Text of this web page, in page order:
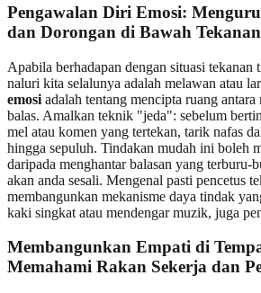
Pengawalan Diri Emosi:
dan Dorongan di Bawah Tekanan
Apabila berhadapan dengan situasi tekanan
naluri kita selalunya adalah melawan atau
emosi adalah tentang mencipta ruang
balas. Amalkan teknik "jeda": sebelum
mel atau komen yang tertekan, tarik nafas
hingga sepuluh. Tindakan mudah ini boleh
daripada menghantar balasan yang terburu-
akan anda sesali. Mengenal pasti pencetus
membangunkan mekanisme daya tindak
kaki singkat atau mendengar muzik, juga
Membangunkan Empati di
Memahami Rakan Sekerja dan